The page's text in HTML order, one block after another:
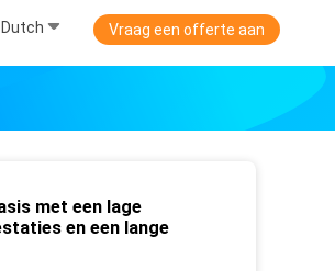
Dutch Vraag een offerte aan
met een lage
en een lange